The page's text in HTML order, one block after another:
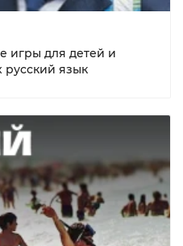
игры для детей и
язык